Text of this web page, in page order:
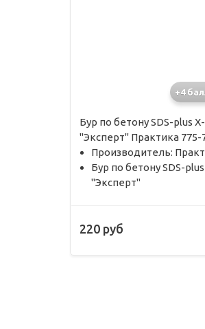
+4
Бур по бетону SDS-plus
"Эксперт" Практика 775-
Производитель:
Бур по бетону SDS-
"Эксперт"
220 руб